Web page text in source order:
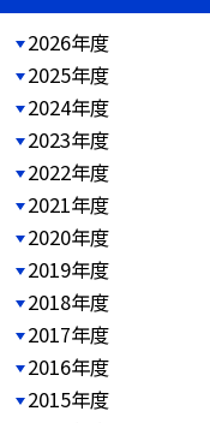
2026年度
2025年度
2024年度
2023年度
2022年度
2021年度
2020年度
2019年度
2018年度
2017年度
2016年度
2015年度